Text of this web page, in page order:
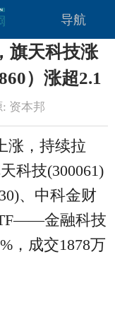
导航
旗天科技涨
）涨超2.1
: 资本邦
涨，持续拉
科技(300061)
、中科金财
金融科技
，成交1878万